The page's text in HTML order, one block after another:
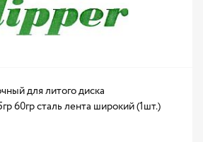
для литого диска
60гр сталь лента широкий (1шт.)